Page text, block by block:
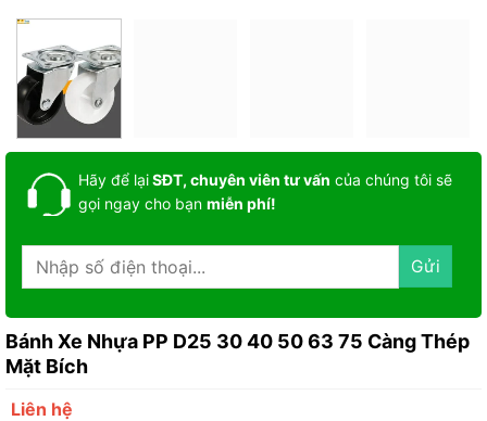
Hãy để lạiSĐT, chuyên viên tư vấn của chúng tôi sẽ
gọi ngay cho bạn miễn phí!
Bánh Xe Nhựa PP D25 30 40 50 63 75 Càng Thép
Mặt Bích
Liên hệ